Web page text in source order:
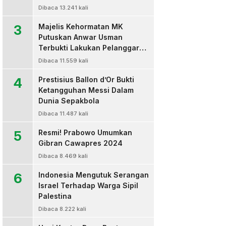
Dibaca 13.241 kali
3
Majelis Kehormatan MK
Putuskan Anwar Usman
Terbukti Lakukan Pelanggaran
Berat Kode Etik dan
Dibaca 11.559 kali
4
Prestisius Ballon d’Or Bukti
Ketangguhan Messi Dalam
Dunia Sepakbola
Dibaca 11.487 kali
5
Resmi! Prabowo Umumkan
Gibran Cawapres 2024
Dibaca 8.469 kali
6
Indonesia Mengutuk Serangan
Israel Terhadap Warga Sipil
Palestina
Dibaca 8.222 kali